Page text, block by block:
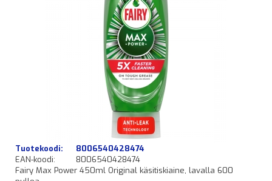
Tuotekoodi:
8006540428474
EAN-koodi:
8006540428474
Fairy Max Power 450ml Original käsitiskiaine, lavalla 600